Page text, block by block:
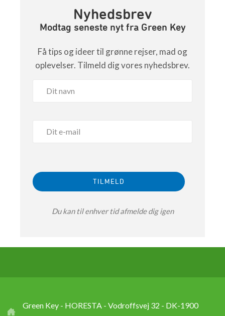
Nyhedsbrev
Modtag seneste nyt fra Green Key
Få tips og ideer til grønne rejser, mad og
oplevelser. Tilmeld dig vores nyhedsbrev.
Du kan til enhver tid afmelde dig igen
Green Key - HORESTA - Vodroffsvej 32 - DK-1900